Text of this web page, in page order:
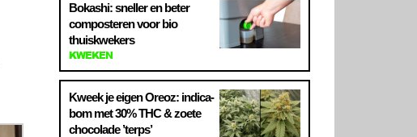
Bokashi: sneller en beter
composteren voor bio
thuiskwekers
KWEKEN
Kweek je eigen Oreoz: indica-
bom met 30% THC & zoete
chocolade ’terps’